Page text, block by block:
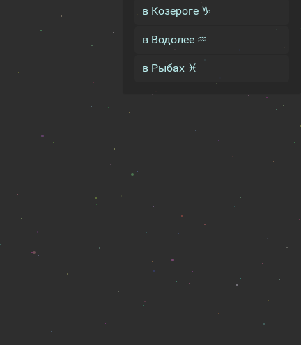
в Козероге ♑
в Водолее ♒
в Рыбах ♓